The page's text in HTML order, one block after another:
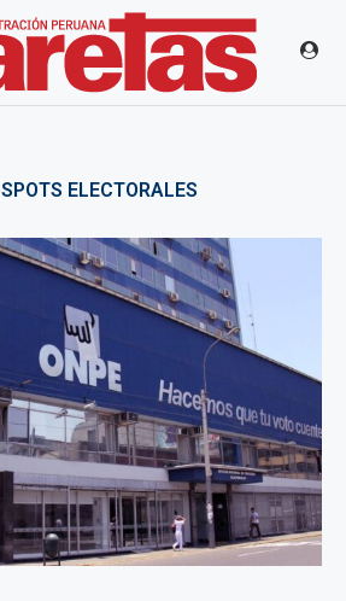
SPOTS ELECTORALES